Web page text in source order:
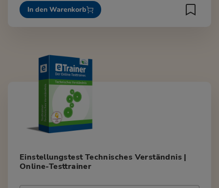
In den Warenkorb
Einstellungstest Technisches Verständnis |
Online-Testtrainer